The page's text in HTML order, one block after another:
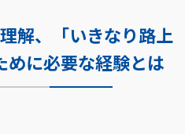
解、「いきなり路上
めに必要な経験とは